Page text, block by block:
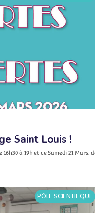
Saint Louis !
à 19h et ce Samedi 21 Mars,
PÔLE SCIENTIFIQUE